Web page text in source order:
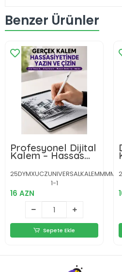
Benzer Ürünler
Profesyonel Dijital
Kalem – Hassas
Eğim Sensörü ve
Uzun Süreli
Kullanım Yeni Nesil
25DYMXUCZUNIVERSALKALEMMMM-
1-1
16 AZN
Sepete Ekle